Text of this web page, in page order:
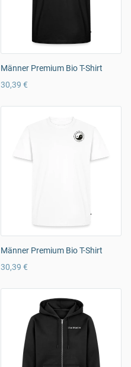
Männer Premium Bio T-Shirt
30,39 €
Männer Premium Bio T-Shirt
30,39 €